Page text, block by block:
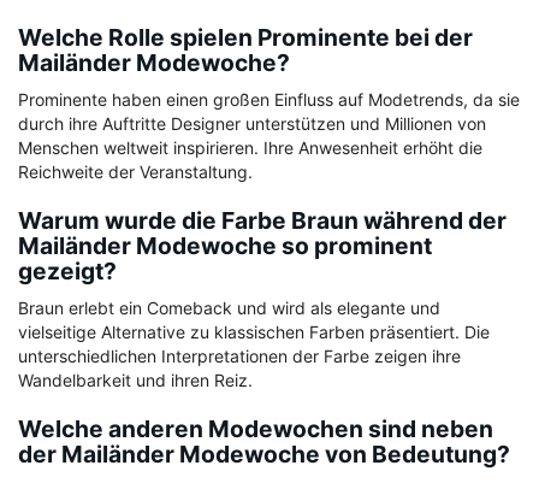
Welche Rolle spielen Prominente bei der
Mailänder Modewoche?
Prominente haben einen großen Einfluss auf Modetrends, da sie
durch ihre Auftritte Designer unterstützen und Millionen von
Menschen weltweit inspirieren. Ihre Anwesenheit erhöht die
Reichweite der Veranstaltung.
Warum wurde die Farbe Braun während der
Mailänder Modewoche so prominent
gezeigt?
Braun erlebt ein Comeback und wird als elegante und
vielseitige Alternative zu klassischen Farben präsentiert. Die
unterschiedlichen Interpretationen der Farbe zeigen ihre
Wandelbarkeit und ihren Reiz.
Welche anderen Modewochen sind neben
der Mailänder Modewoche von Bedeutung?